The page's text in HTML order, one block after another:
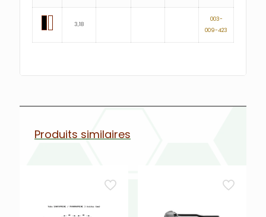
3,18
003-
009-423
Produits similaires